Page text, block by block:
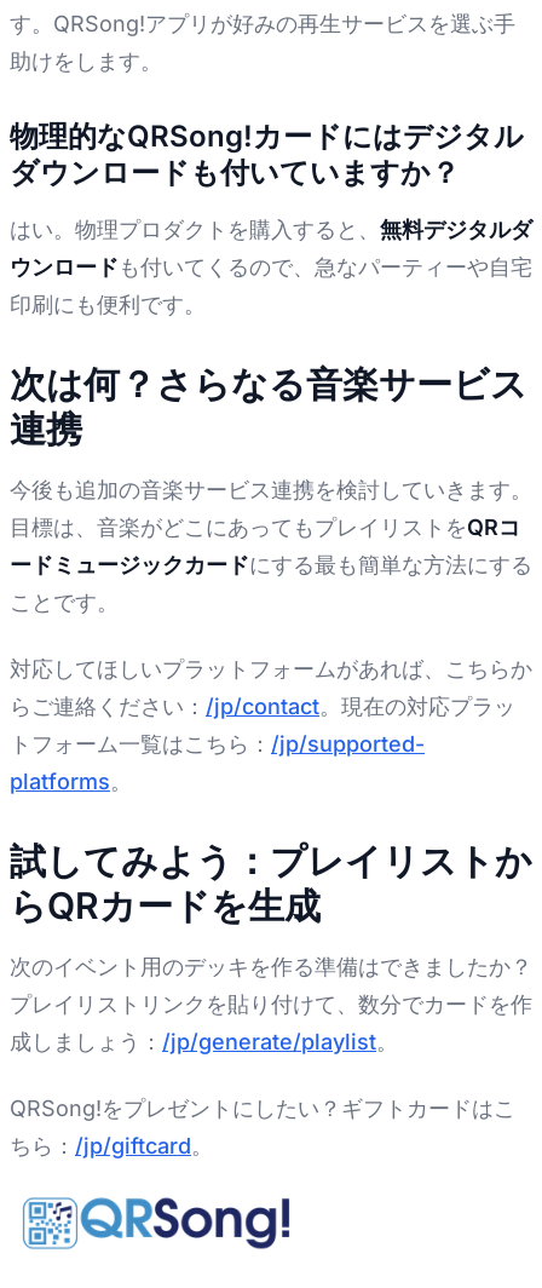
す。QRSong!アプリが好みの再生サービスを選ぶ手
助けをします。
物理的なQRSong!カードにはデジタル
ダウンロードも付いていますか？
はい。物理プロダクトを購入すると、 無料デジタルダ
ウンロードも付いてくるので、急なパーティーや自宅
印刷にも便利です。
次は何？さらなる音楽サービス
連携
今後も追加の音楽サービス連携を検討していきます。
目標は、音楽がどこにあってもプレイリストをQRコ
ードミュージックカードにする最も簡単な方法にする
ことです。
対応してほしいプラットフォームがあれば、こちらか
らご連絡ください： /jp/contact。現在の対応プラッ
トフォーム一覧はこちら： /jp/supported-
platforms。
試してみよう：プレイリストか
らQRカードを生成
次のイベント用のデッキを作る準備はできましたか？
プレイリストリンクを貼り付けて、数分でカードを作
成しましょう： /jp/generate/playlist。
QRSong!をプレゼントにしたい？ギフトカードはこ
ちら： /jp/giftcard。